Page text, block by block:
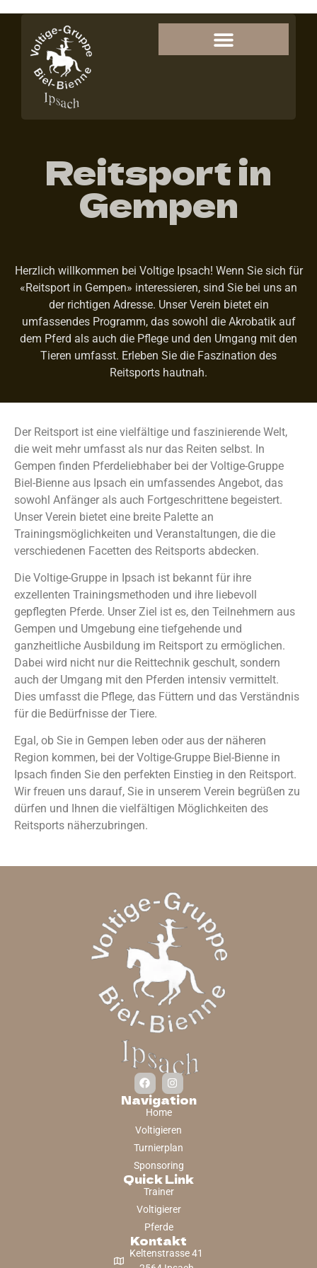
Reitsport in
Gempen
Herzlich willkommen bei Voltige Ipsach! Wenn Sie sich für
«Reitsport in Gempen» interessieren, sind Sie bei uns an
der richtigen Adresse. Unser Verein bietet ein
umfassendes Programm, das sowohl die Akrobatik auf
dem Pferd als auch die Pflege und den Umgang mit den
Tieren umfasst. Erleben Sie die Faszination des
Reitsports hautnah.
Der Reitsport ist eine vielfältige und faszinierende Welt,
die weit mehr umfasst als nur das Reiten selbst. In
Gempen finden Pferdeliebhaber bei der Voltige-Gruppe
Biel-Bienne aus Ipsach ein umfassendes Angebot, das
sowohl Anfänger als auch Fortgeschrittene begeistert.
Unser Verein bietet eine breite Palette an
Trainingsmöglichkeiten und Veranstaltungen, die die
verschiedenen Facetten des Reitsports abdecken.
Die Voltige-Gruppe in Ipsach ist bekannt für ihre
exzellenten Trainingsmethoden und ihre liebevoll
gepflegten Pferde. Unser Ziel ist es, den Teilnehmern aus
Gempen und Umgebung eine tiefgehende und
ganzheitliche Ausbildung im Reitsport zu ermöglichen.
Dabei wird nicht nur die Reittechnik geschult, sondern
auch der Umgang mit den Pferden intensiv vermittelt.
Dies umfasst die Pflege, das Füttern und das Verständnis
für die Bedürfnisse der Tiere.
Egal, ob Sie in Gempen leben oder aus der näheren
Region kommen, bei der Voltige-Gruppe Biel-Bienne in
Ipsach finden Sie den perfekten Einstieg in den Reitsport.
Wir freuen uns darauf, Sie in unserem Verein begrüßen zu
dürfen und Ihnen die vielfältigen Möglichkeiten des
Reitsports näherzubringen.
Navigation
Home
Voltigieren
Turnierplan
Sponsoring
Quick Link
Trainer
Voltigierer
Pferde
Kontakt
Keltenstrasse 41